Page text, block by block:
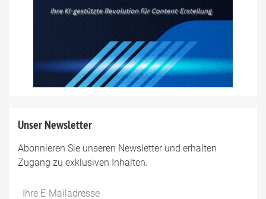
Unser Newsletter
Abonnieren Sie unseren Newsletter und erhalten
Zugang zu exklusiven Inhalten.
Do
*Ihre